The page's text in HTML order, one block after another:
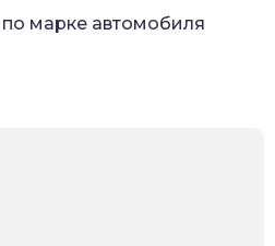
марке автомобиля